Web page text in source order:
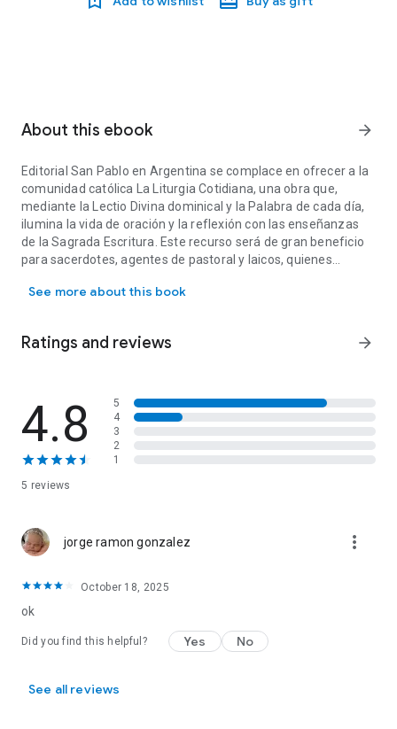
About this ebook arrow_forward
Editorial San Pablo en Argentina se complace en ofrecer a la
comunidad católica La Liturgia Cotidiana, una obra que,
mediante la Lectio Divina dominical y la Palabra de cada día,
ilumina la vida de oración y la reflexión con las enseñanzas
de la Sagrada Escritura. Este recurso será de gran beneficio
para sacerdotes, agentes de pastoral y laicos, quienes
Liturgia cotidiana está disponible para fortalecer las
movimientos apostólicos.
See more about this book
Ratings and reviews arrow_forward
4.8
5 reviews
5
4
3
2
1
jorge ramon gonzalez more_vert
October 18, 2025
ok
Did you find this helpful? Yes No
See all reviews